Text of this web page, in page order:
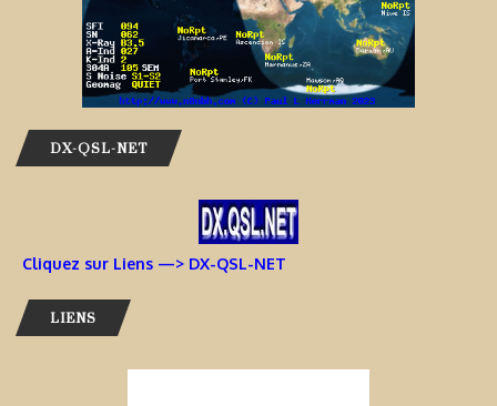
DX-QSL-NET
Cliquez sur Liens —> DX-QSL-NET
LIENS